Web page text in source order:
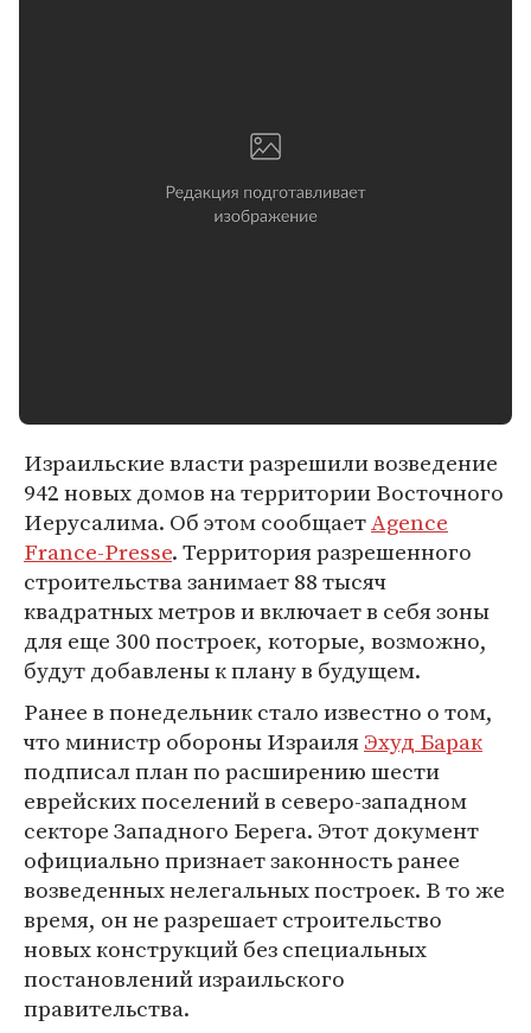
Израильские власти разрешили возведение
942 новых домов на территории Восточного
Иерусалима. Об этом сообщаетAgence
France-Presse. Территория разрешенного
строительства занимает 88 тысяч
квадратных метров и включает в себя зоны
для еще 300 построек, которые, возможно,
будут добавлены к плану в будущем.
Ранее в понедельник стало известно о том,
что министр обороны ИзраиляЭхуд Барак
подписал план по расширению шести
еврейских поселений в северо-западном
секторе Западного Берега. Этот документ
официально признает законность ранее
возведенных нелегальных построек. В то же
время, он не разрешает строительство
новых конструкций без специальных
постановлений израильского
правительства.